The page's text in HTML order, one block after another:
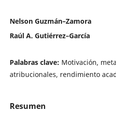
Nelson Guzmán–Zamora
Raúl A. Gutiérrez–García
Palabras clave: Motivación,
atribucionales, rendimiento
Resumen